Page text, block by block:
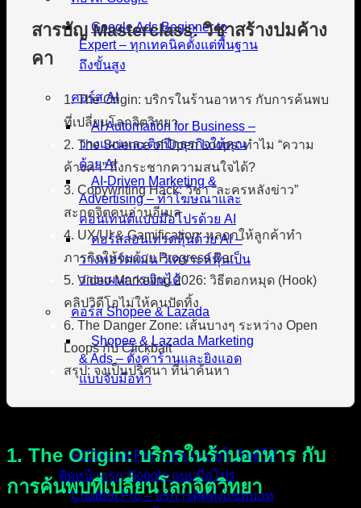
Google Ads Beginner to
Expert – ทุกเทคนิคตั้งแต่พื้นฐาน
ถึงขั้นสูง
คอร์ส AI
AI Automation for Business –
วางแผนและติดปีกธุรกิจให้คุณ
ด้วย AI
AI-Driven Marketing &
Advertising – ทำโฆษณาและ
คอนเทนต์แบบมือโปรด้วย AI
คอร์สสอนเทรดหุ้นด้วย AI –
วางพอร์ตแม่น วิเคราะห์หุ้นเป็น
วางแผนการเงินได้
คอร์ส Shopee & Lazada
Shopee & Lazada Marketing
& Ads – ตั้งค่าร้านและยิงแอด
แบบจับมือทำ
SEO Audit Pro – วิเคราะห์เว็บไซต์ให้
ติดหน้าแรก Google แบบมือโปร
ChatBot Pro – บริการติดตั้งแชทบอท
สารบัญ Masterclass: วิชาสร้างปมค้าง
คา
1. The Origin: บริกรในร้านอาหาร กับการค้นพบ
ที่เปลี่ยนโลกจิตวิทยา
2. The Science of Open Loops: ทำไม “ความ
ค้างคา” ถึงกระชากความสนใจได้?
3. Copywriting Hack: วิชา “ละครหลังข่าว”
สะกดจิตคนอ่านอีเมล
4. UX/UI & Gamification: หลอกให้ลูกค้าทำ
ภารกิจให้จบด้วย Progress Bar
5. Video Marketing 2026: วิธีตอกหมุด (Hook)
คลิปวิดีโอไม่ให้คนปัดทิ้ง
6. The Danger Zone: เส้นบางๆ ระหว่าง Open
Loops กับ Clickbait
สรุป: จงเป็นปริศนา ที่น่าค้นหา
1. The Origin: บริกรในร้านอาหาร กับ
การค้นพบที่เปลี่ยนโลกจิตวิทยา